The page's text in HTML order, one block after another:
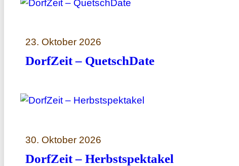
23. Oktober 2026
DorfZeit – QuetschDate
30. Oktober 2026
DorfZeit – Herbstspektakel